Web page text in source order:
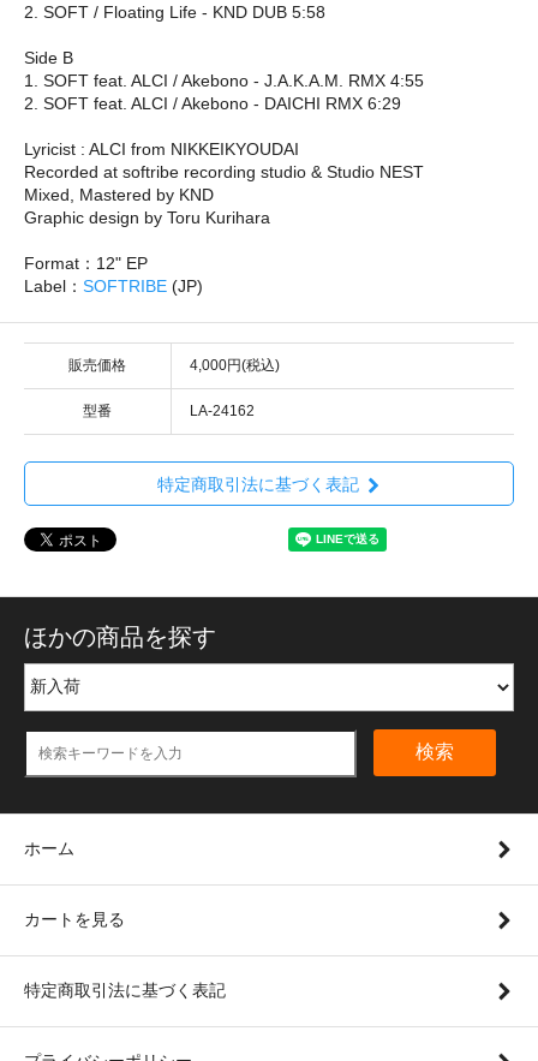
2. SOFT / Floating Life - KND DUB 5:58
Side B
1. SOFT feat. ALCI / Akebono - J.A.K.A.M. RMX 4:55
2. SOFT feat. ALCI / Akebono - DAICHI RMX 6:29
Lyricist : ALCI from NIKKEIKYOUDAI
Recorded at softribe recording studio & Studio NEST
Mixed, Mastered by KND
Graphic design by Toru Kurihara
Format：12" EP
Label： SOFTRIBE (JP)
販売価格 4,000円(税込)
型番 LA-24162
特定商取引法に基づく表記
ほかの商品を探す
検索
ホーム
カートを見る
特定商取引法に基づく表記